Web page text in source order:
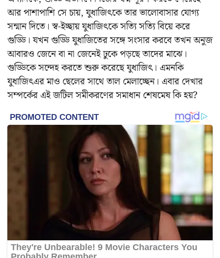
আর পাশাপাশি সে চায়, যুধাজিৎকে তার ভালোবাসার যোগ্য
সন্মান দিতে। স্ব-ইচ্ছায় যুধাজিৎকে সত্যি সত্যি বিয়ে করে
গুড্ডি। যখন গুড্ডি যুধাজিতের সঙ্গে সংসার করবে তখন অনুজ
আবারও জেনে বা না জেনেই ঢুকে পড়ছে তাদের মাঝে।
গুড্ডিকে সন্দেহ করতে শুরু করেছে যুধাজিৎ। এমনকি
যুধাজিৎএর মাও ছেলের সাথে তাল মেলাচ্ছেন। এবার দেখার
সম্পর্কের এই জটিল সমীকরণের সমাধান শেষমেষ কি হয়?